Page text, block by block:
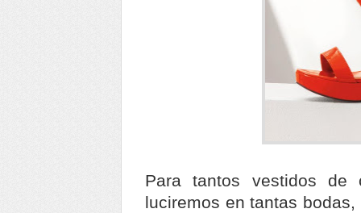
Para tantos vestidos de
luciremos en tantas